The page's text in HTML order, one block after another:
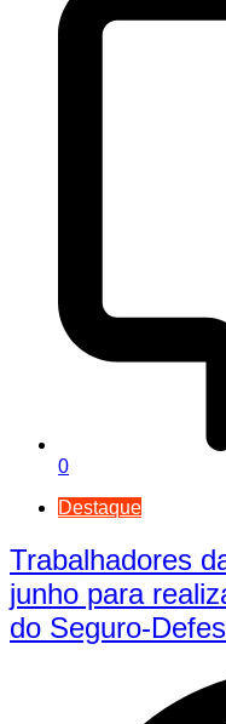
0
Destaque
Trabalhadores
junho para
do Seguro-